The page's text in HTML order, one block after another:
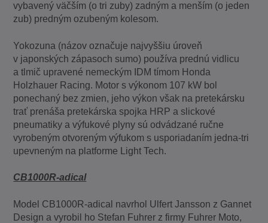
vybavený väčším (o tri zuby) zadným a menším (o jeden
zub) predným ozubeným kolesom.
Yokozuna (názov označuje najvyššiu úroveň
v japonských zápasoch sumo) používa prednú vidlicu
a tlmič upravené nemeckým IDM tímom Honda
Holzhauer Racing. Motor s výkonom 107 kW bol
ponechaný bez zmien, jeho výkon však na pretekársku
trať prenáša pretekárska spojka HRP a slickové
pneumatiky a výfukové plyny sú odvádzané ručne
vyrobeným otvoreným výfukom s usporiadaním jedna-tri
upevneným na platforme Light Tech.
CB1000R-adical
Model CB1000R-adical navrhol Ulfert Jansson z Gannet
Design a vyrobil ho Stefan Fuhrer z firmy Fuhrer Moto,